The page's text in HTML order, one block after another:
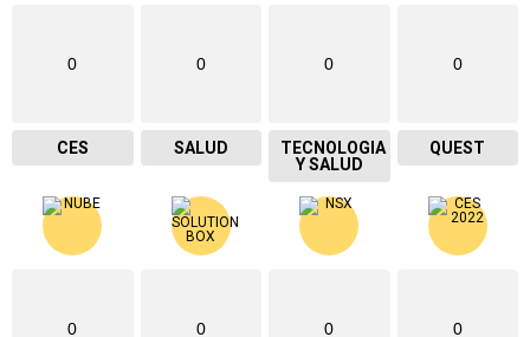
0
CES
0
SALUD
0
TECNOLOGIA
Y SALUD
0
QUEST
0 0 0 0